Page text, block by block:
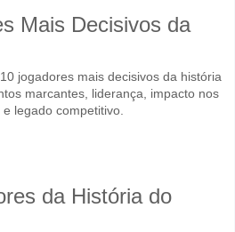
Mais Decisivos da
jogadores mais decisivos da história
marcantes, liderança, impacto nos
legado competitivo.
da História do